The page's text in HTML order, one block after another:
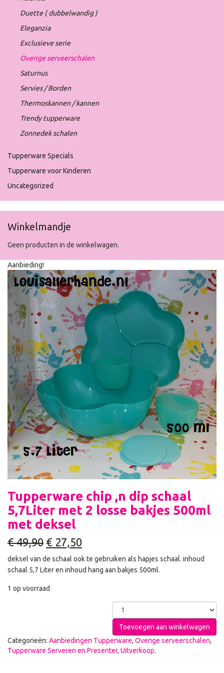
Duette ( dubbelwandig )
Eleganzia
Exclusieve serie
Overige serveerschalen
Saturnus
Servies / Borden
Thermoskannen / kannen
Trendy tupperware
Zonnedek schalen
Tupperware Specials
Tupperware voor Kinderen
Uncategorized
Winkelmandje
Geen producten in de winkelwagen.
Aanbieding!
Tupperware chip ,n dip schaal
5,7Liter met 2 losse bakjes 500ml
met deksel
€49,90 € 27,50
deksel van de schaal ook te gebruiken als hapjes schaal. inhoud
schaal 5,7 Liter en inhoud hang aan bakjes 500ml.
1 op voorraad
Toevoegen aan winkelwagen
Categorieën: Aanbiedingen Tupperware, Overige serveerschalen,
Tupperware Serveren en Presenter, Uitverkoop.